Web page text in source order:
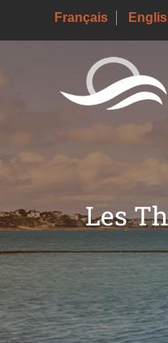
Français
Les